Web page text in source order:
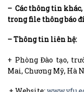
– Các thông tin
trong file thông báo
– Thông tin liên hệ:
+ Phòng Đào tạo,
Mai, Chương Mỹ, Hà